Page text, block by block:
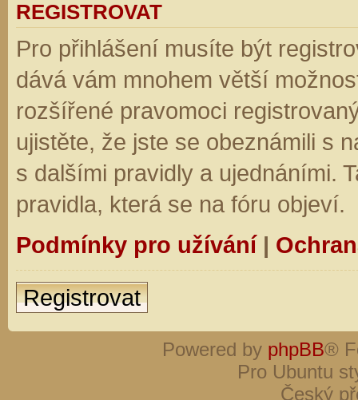
REGISTROVAT
Pro přihlášení musíte být
dává vám mnohem větší
rozšířené pravomoci
ujistěte, že jste se obeznámili s
s dalšími pravidly a ujednáními.
pravidla, která se na fóru objeví.
Podmínky pro užívání|
Registrovat
Powered by phpBB®
Pro Ubuntu
Český